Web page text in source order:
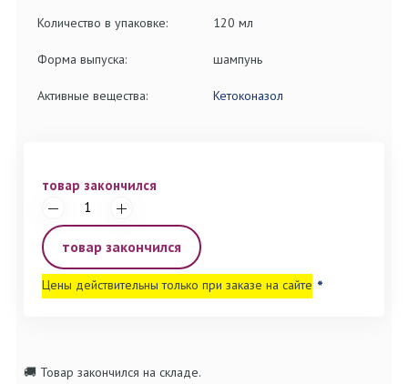
Количество в упаковке: 120 мл
Форма выпуска: шампунь
Активные вещества: Кетоконазол
товар закончился
товар закончился
Цены действительны только при заказе на сайте *
🚚 Товар закончился на складе.